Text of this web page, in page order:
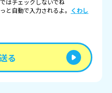
はチェックしないでね
自動で入力されるよ。 くわし
る